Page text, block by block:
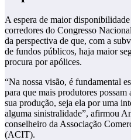
A espera de maior
corredores do Congresso
da perspectiva de que, com a
de fundos públicos, haja maior
procura por apólices.
“Na nossa visão, é fundamental
para que mais produtores possam
sua produção, seja ela por uma
alguma sinistralidade”, afirmou
conselheiro da Associação
(ACIT).